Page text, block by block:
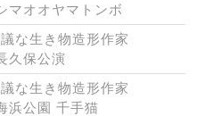
マオオヤマトンボ
な生き物造形作家
久保公演
な生き物造形作家
浜公園 千手猫